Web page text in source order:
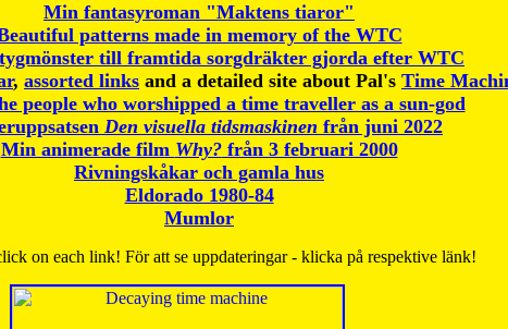
Min fantasyroman "Maktens tiaror"
patterns made in memory of the WTC
till framtida sorgdräkter gjorda efter WTC
, assorted links and a detailed site about Pal's Time
people who worshipped a time traveller as a sun-god
Den visuella tidsmaskinen från juni 2022
Min animerade film Why?från 3 februari 2000
Rivningskåkar och gamla hus
Eldorado 1980-84
Mumlor
on each link! För att se uppdateringar - klicka på respektive länk!